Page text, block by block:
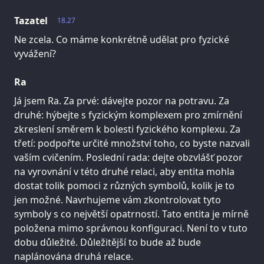
18.27
Tazatel
Ne zcela. Co máme konkrétně udělat pro fyzické
vyvážení?
Ra
Já jsem Ra. Za prvé: dávejte pozor na potravu. Za
druhé: hýbejte s fyzickým komplexem pro zmírnění
zkreslení směrem k bolesti fyzického komplexu. Za
třetí: podpořte určité množství toho, co byste nazvali
vaším cvičením. Poslední rada: dejte obzvlášť pozor
na vyrovnání v této druhé relaci, aby entita mohla
dostat tolik pomoci z různých symbolů, kolik je to
jen možné. Navrhujeme vám zkontrolovat tyto
symboly s co největší opatrností. Tato entita je mírně
položena mimo správnou konfiguraci. Není to v tuto
dobu důležité. Důležitější to bude až bude
naplánována druhá relace.